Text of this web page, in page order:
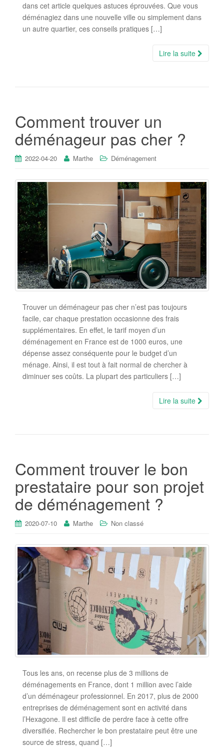
dans cet article quelques astuces éprouvées. Que vous
déménagiez dans une nouvelle ville ou simplement dans
un autre quartier, ces conseils pratiques […]
Lire la suite
Comment trouver un
déménageur pas cher ?
2022-04-20 Marthe Déménagement
Trouver un déménageur pas cher n’est pas toujours
facile, car chaque prestation occasionne des frais
supplémentaires. En effet, le tarif moyen d’un
déménagement en France est de 1000 euros, une
dépense assez conséquente pour le budget d’un
ménage. Ainsi, il est tout à fait normal de chercher à
diminuer ses coûts. La plupart des particuliers […]
Lire la suite
Comment trouver le bon
prestataire pour son projet
de déménagement ?
2020-07-10 Marthe Non classé
Tous les ans, on recense plus de 3 millions de
déménagements en France, dont 1 million avec l’aide
d’un déménageur professionnel. En 2017, plus de 2000
entreprises de déménagement sont en activité dans
l’Hexagone. Il est difficile de perdre face à cette offre
diversifiée. Rechercher le bon prestataire peut être une
source de stress, quand […]